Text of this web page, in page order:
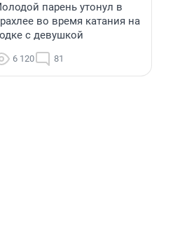
парень утонул в
во время катания на
с девушкой
6 120 81